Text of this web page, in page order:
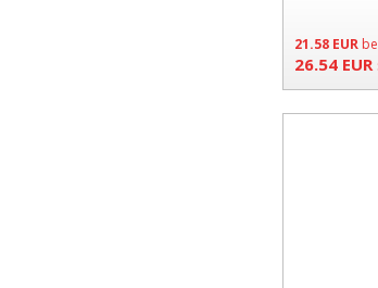
21.58 EUR
26.54 EUR